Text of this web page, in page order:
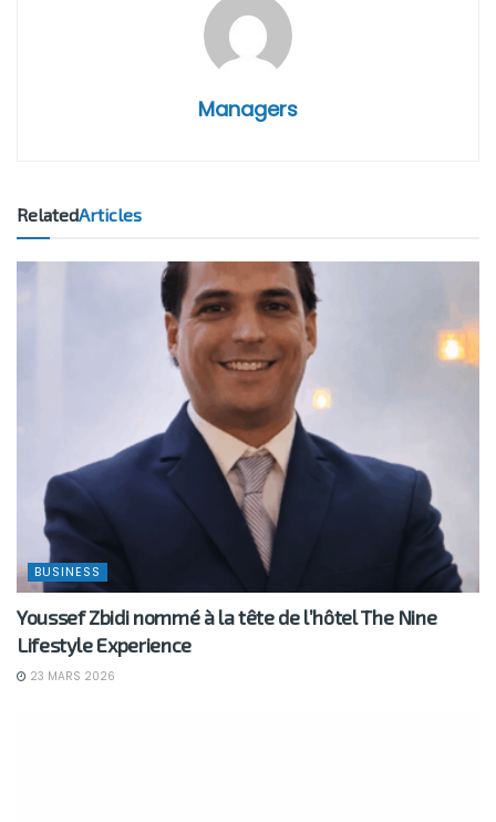
Managers
RelatedArticles
BUSINESS
Youssef Zbidi nommé à la tête de l’hôtel The Nine
Lifestyle Experience
23 MARS 2026